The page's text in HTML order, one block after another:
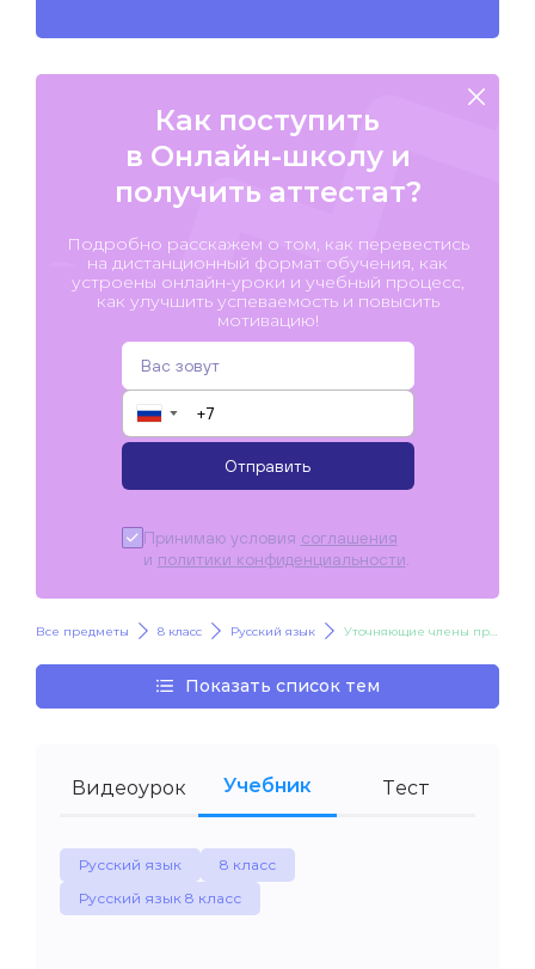
Как поступить
в Онлайн-школу и
получить аттестат?
Подробно расскажем о том, как перевестись
на дистанционный формат обучения, как
устроены онлайн-уроки и учебный процесс,
как улучшить успеваемость и повысить
мотивацию!
▼
Отправить
Принимаю условия соглашения
и политики конфиденциальности
Все предметы 8 класс Русский язык Уточняющие члены предложения
Показать список тем
Видеоурок Учебник Тест
Русский язык
8 класс
Русский язык 8 класс